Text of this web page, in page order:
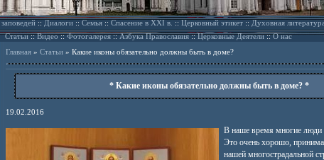
::Диалоги::Семья::Спасение в XXI в.::Церковный этикет::Духовная
Статьи::Видео ::Фотогалерея::Азбука Православия::Церковные Деятели::О нас
Главная» Статьи» Какие иконы обязательно должны быть в доме?
* Какие иконы обязательно должны быть в доме? *
19.02.2016
В наше время многие люди
Это очень хорошо,
нашей многострадальной